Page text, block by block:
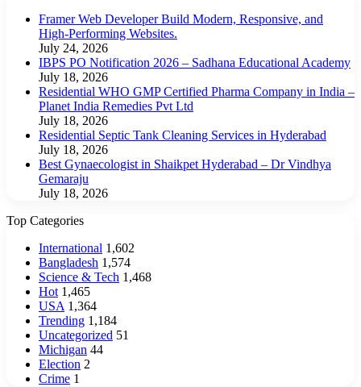
Framer Web Developer Build Modern, Responsive, and
High-Performing Websites.
July 24, 2026
IBPS PO Notification 2026 – Sadhana Educational Academy
July 18, 2026
Residential WHO GMP Certified Pharma Company in India –
Planet India Remedies Pvt Ltd
July 18, 2026
Residential Septic Tank Cleaning Services in Hyderabad
July 18, 2026
Best Gynaecologist in Shaikpet Hyderabad – Dr Vindhya
Gemaraju
July 18, 2026
Top Categories
International 1,602
Bangladesh 1,574
Science & Tech 1,468
Hot 1,465
USA 1,364
Trending 1,184
Uncategorized 51
Michigan 44
Election 2
Crime 1